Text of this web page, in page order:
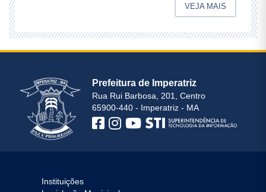
VEJA MAIS
Prefeitura de Imperatriz
Rua Rui Barbosa, 201, Centro
65900-440 - Imperatriz - MA
Instituições